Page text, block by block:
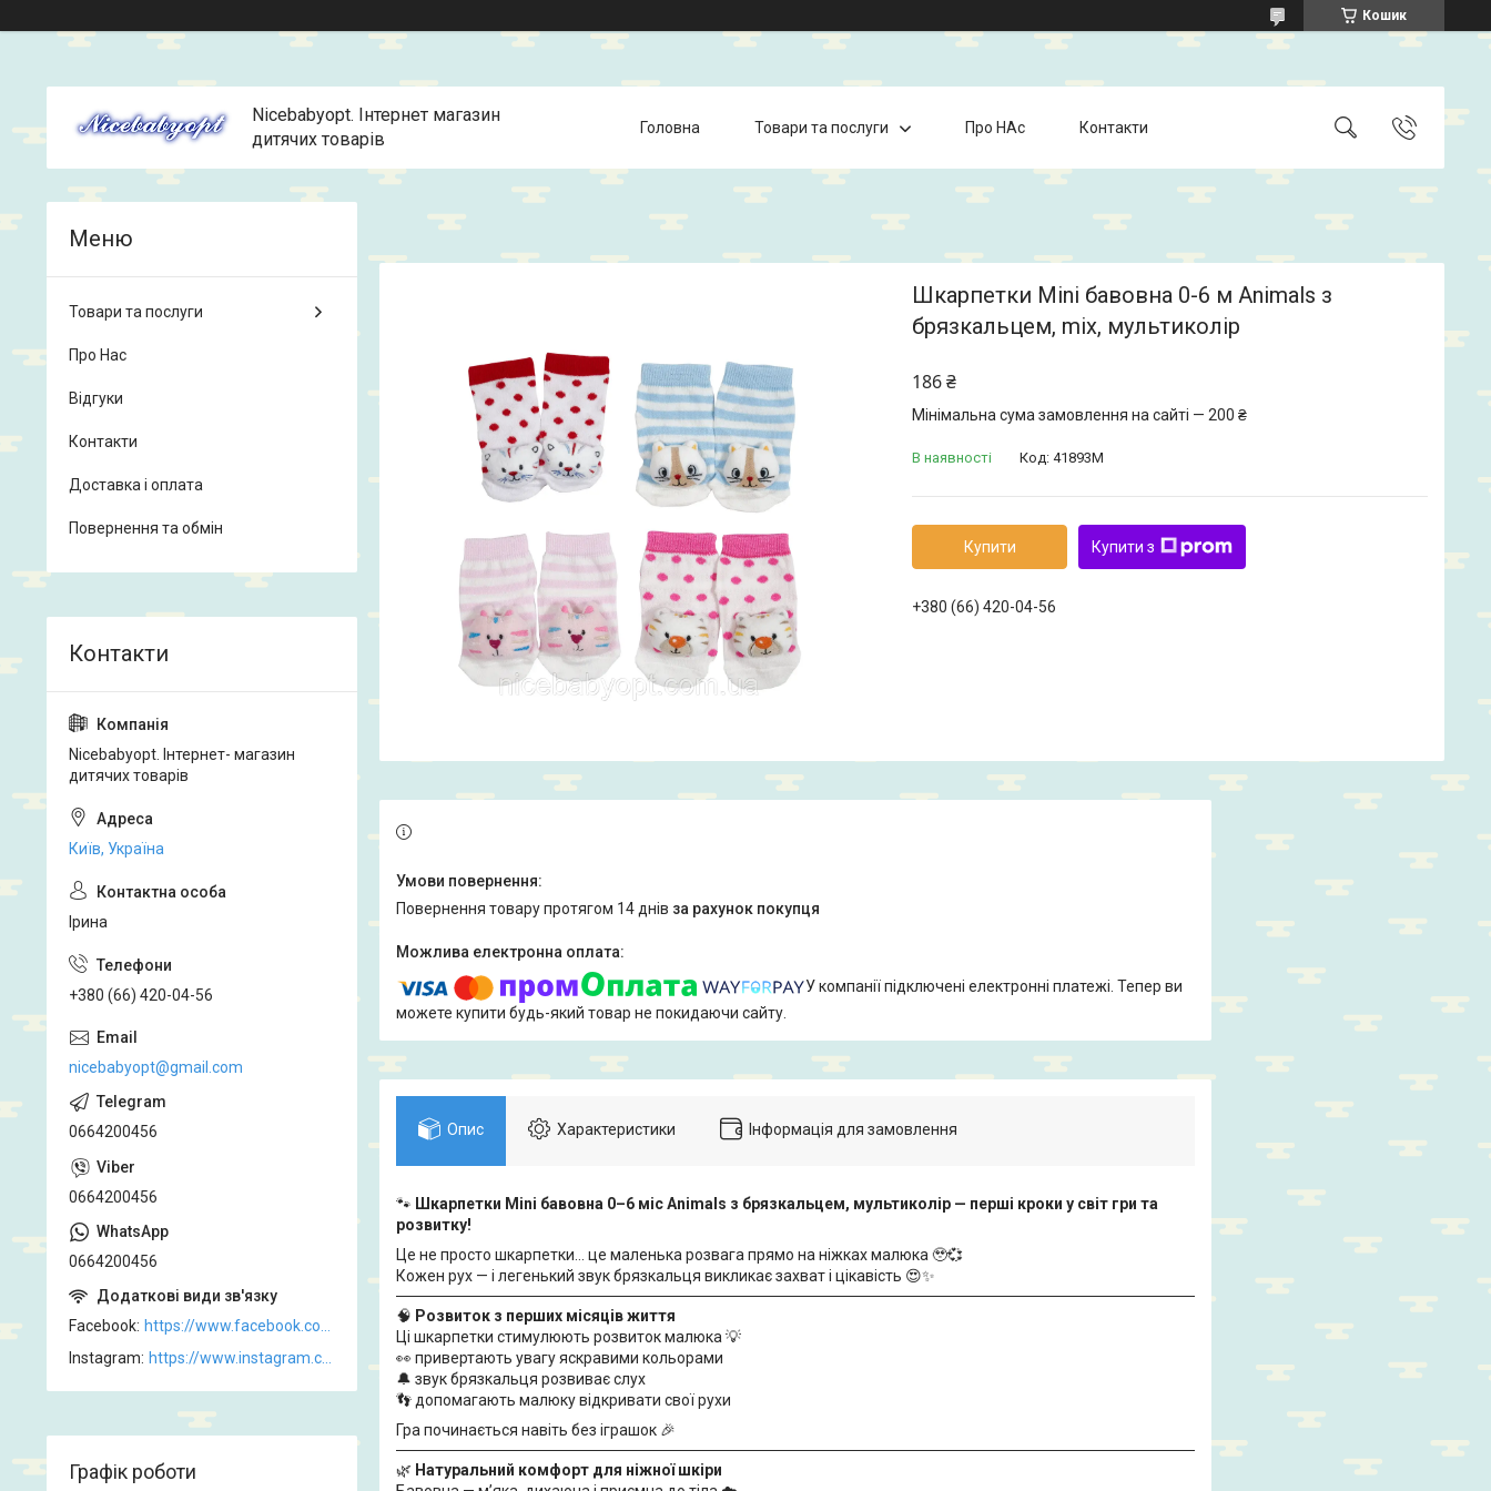
Кошик
Nicebabyopt. Інтернет магазин
дитячих товарів
Головна Товари та послуги Про НАс Контакти
Шкарпетки Mini бавовна 0-6 м Animals з
брязкальцем, mix, мультиколір
186 ₴
Мінімальна сума замовлення на сайті — 200 ₴
В наявності Код: 41893M
Купити Купити з
+380 (66) 420-04-56
повернення товару протягом 14 днів за рахунок покупця
У компанії підключені електронні платежі. Тепер ви
можете купити будь-який товар не покидаючи сайту.
Опис Характеристики Інформація для замовлення
🐾 Шкарпетки Mini бавовна 0–6 міс Animals з брязкальцем, мультиколір — перші кроки у світ гри та
розвитку!
Це не просто шкарпетки… це маленька розвага прямо на ніжках малюка 🥹💞
Кожен рух — і легенький звук брязкальця викликає захват і цікавість 😍✨
🧠 Розвиток з перших місяців життя
Ці шкарпетки стимулюють розвиток малюка 💡
👀 привертають увагу яскравими кольорами
🔔 звук брязкальця розвиває слух
👣 допомагають малюку відкривати свої рухи
Гра починається навіть без іграшок 🎉
🌿 Натуральний комфорт для ніжної шкіри
Товари та послуги
Про Нас
Відгуки
Контакти
Доставка і оплата
Повернення та обмін
Nicebabyopt. Інтернет- магазин
дитячих товарів
Київ, Україна
Ірина
+380 (66) 420-04-56
nicebabyopt@gmail.com
0664200456
0664200456
0664200456
Facebook
Instagram
Графік роботи